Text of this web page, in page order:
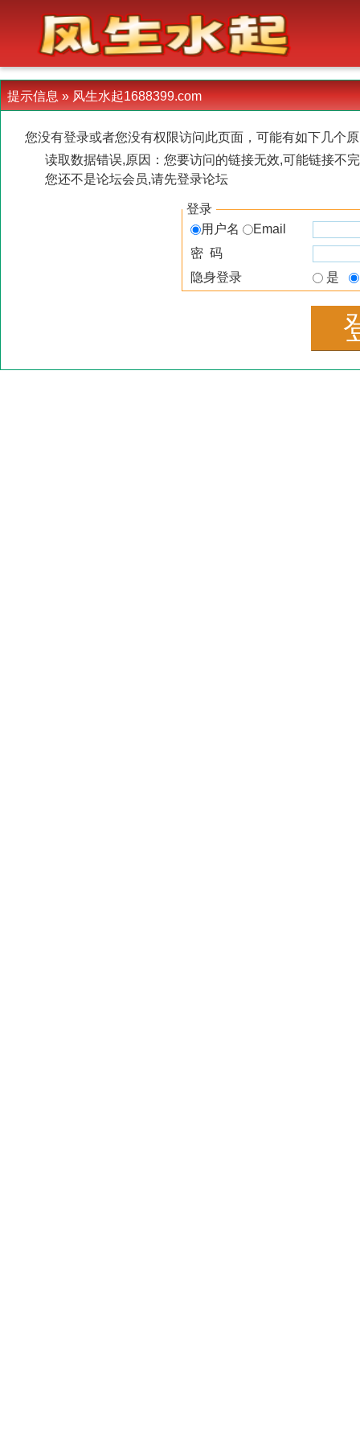
提示信息 » 风生水起1688399.com
您没有登录或者您没有权限访问此页面，可能有如下几个
读取数据错误,原因：您要访问的链接无效,可能链接不
您还不是论坛会员,请先登录论坛
登录
用户名
Email
密 码
隐身登录
是